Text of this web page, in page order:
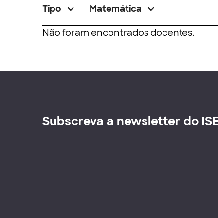
Tipo Matemática
Não foram encontrados docentes.
Subscreva a newsletter do